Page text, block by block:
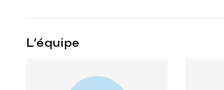
L’équipe